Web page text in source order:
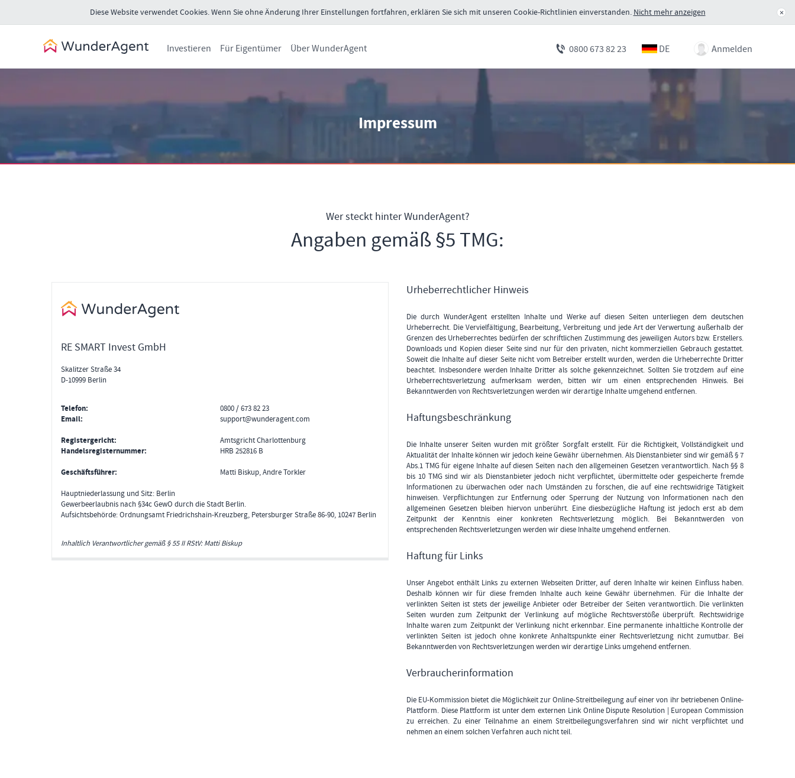
×
Diese Website verwendet Cookies. Wenn Sie ohne Änderung Ihrer Einstellungen fortfahren, erklären Sie sich mit unseren Cookie-Richtlinien einverstanden. Nicht mehr anzeigen
Investieren Für Eigentümer Über WunderAgent 0800 673 82 23 DE Anmelden
Impressum
Wer steckt hinter WunderAgent?
Angaben gemäß §5 TMG:
RE SMART Invest GmbH
Skalitzer Straße 34
D-10999 Berlin
Telefon: 0800 / 673 82 23
Email: support@wunderagent.com
Registergericht: Amtsgricht Charlottenburg
Handelsregisternummer: HRB 252816 B
Geschäftsführer: Matti Biskup, Andre Torkler
Hauptniederlassung und Sitz: Berlin
Gewerbeerlaubnis nach §34c GewO durch die Stadt Berlin.
Aufsichtsbehörde: Ordnungsamt Friedrichshain-Kreuzberg, Petersburger Straße 86-90, 10247 Berlin
Inhaltlich Verantwortlicher gemäß § 55 II RStV: Matti Biskup
Urheberrechtlicher Hinweis
Die durch WunderAgent erstellten Inhalte und Werke auf diesen Seiten unterliegen dem deutschen
Urheberrecht. Die Vervielfältigung, Bearbeitung, Verbreitung und jede Art der Verwertung außerhalb der
Grenzen des Urheberrechtes bedürfen der schriftlichen Zustimmung des jeweiligen Autors bzw. Erstellers.
Downloads und Kopien dieser Seite sind nur für den privaten, nicht kommerziellen Gebrauch gestattet.
Soweit die Inhalte auf dieser Seite nicht vom Betreiber erstellt wurden, werden die Urheberrechte Dritter
beachtet. Insbesondere werden Inhalte Dritter als solche gekennzeichnet. Sollten Sie trotzdem auf eine
Urheberrechtsverletzung aufmerksam werden, bitten wir um einen entsprechenden Hinweis. Bei
Bekanntwerden von Rechtsverletzungen werden wir derartige Inhalte umgehend entfernen.
Haftungsbeschränkung
Die Inhalte unserer Seiten wurden mit größter Sorgfalt erstellt. Für die Richtigkeit, Vollständigkeit und
Aktualität der Inhalte können wir jedoch keine Gewähr übernehmen. Als Dienstanbieter sind wir gemäß § 7
Abs.1 TMG für eigene Inhalte auf diesen Seiten nach den allgemeinen Gesetzen verantwortlich. Nach §§ 8
bis 10 TMG sind wir als Dienstanbieter jedoch nicht verpflichtet, übermittelte oder gespeicherte fremde
Informationen zu überwachen oder nach Umständen zu forschen, die auf eine rechtswidrige Tätigkeit
hinweisen. Verpflichtungen zur Entfernung oder Sperrung der Nutzung von Informationen nach den
allgemeinen Gesetzen bleiben hiervon unberührt. Eine diesbezügliche Haftung ist jedoch erst ab dem
Zeitpunkt der Kenntnis einer konkreten Rechtsverletzung möglich. Bei Bekanntwerden von
entsprechenden Rechtsverletzungen werden wir diese Inhalte umgehend entfernen.
Haftung für Links
Unser Angebot enthält Links zu externen Webseiten Dritter, auf deren Inhalte wir keinen Einfluss haben.
Deshalb können wir für diese fremden Inhalte auch keine Gewähr übernehmen. Für die Inhalte der
verlinkten Seiten ist stets der jeweilige Anbieter oder Betreiber der Seiten verantwortlich. Die verlinkten
Seiten wurden zum Zeitpunkt der Verlinkung auf mögliche Rechtsverstöße überprüft. Rechtswidrige
Inhalte waren zum Zeitpunkt der Verlinkung nicht erkennbar. Eine permanente inhaltliche Kontrolle der
verlinkten Seiten ist jedoch ohne konkrete Anhaltspunkte einer Rechtsverletzung nicht zumutbar. Bei
Bekanntwerden von Rechtsverletzungen werden wir derartige Links umgehend entfernen.
Verbraucherinformation
Die EU-Kommission bietet die Möglichkeit zur Online-Streitbeilegung auf einer von ihr betriebenen Online-
Plattform. Diese Plattform ist unter dem externen Link Online Dispute Resolution | European Commission
zu erreichen. Zu einer Teilnahme an einem Streitbeilegungsverfahren sind wir nicht verpflichtet und
nehmen an einem solchen Verfahren auch nicht teil.